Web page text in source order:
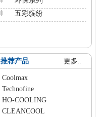
五彩缤纷
推荐产品 更多..
Coolmax
Technofine
HO-COOLING
CLEANCOOL